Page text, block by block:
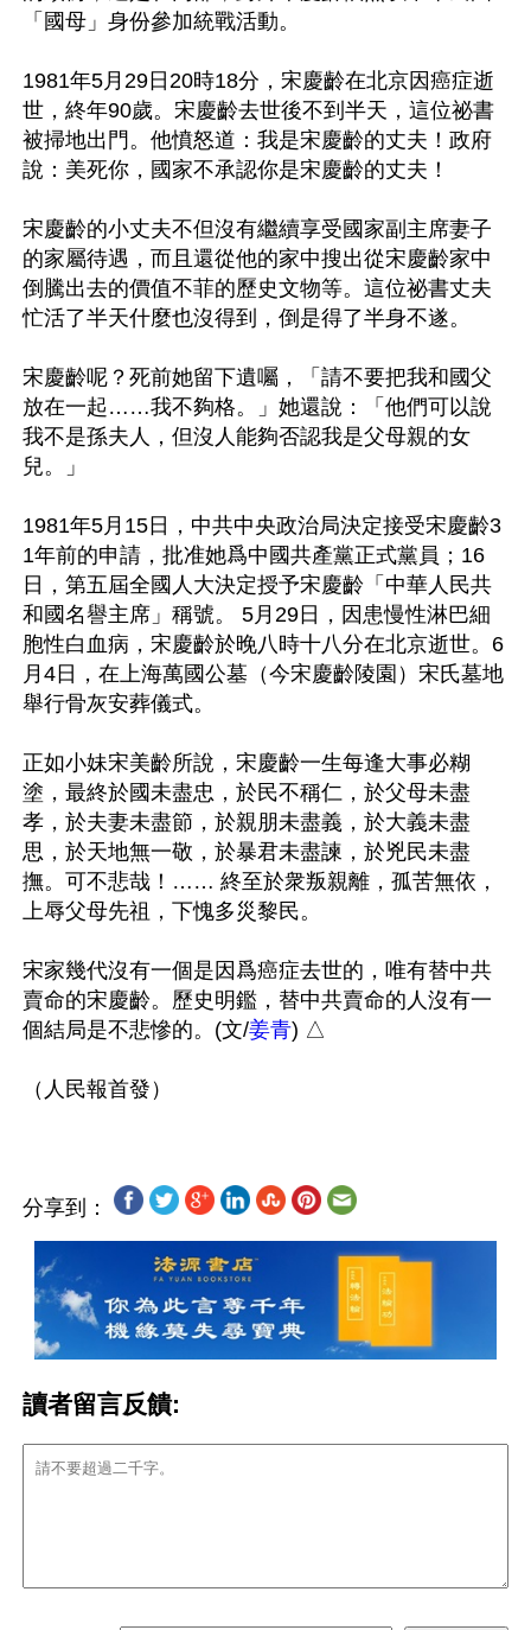
「國母」身份參加統戰活動。
1981年5月29日20時18分，宋慶齡在北京因癌症逝
世，終年90歲。宋慶齡去世後不到半天，這位祕書
被掃地出門。他憤怒道：我是宋慶齡的丈夫！政府
說：美死你，國家不承認你是宋慶齡的丈夫！
宋慶齡的小丈夫不但沒有繼續享受國家副主席妻子
的家屬待遇，而且還從他的家中搜出從宋慶齡家中
倒騰出去的價值不菲的歷史文物等。這位祕書丈夫
忙活了半天什麼也沒得到，倒是得了半身不遂。
宋慶齡呢？死前她留下遺囑，「請不要把我和國父
放在一起……我不夠格。」她還說：「他們可以說
我不是孫夫人，但沒人能夠否認我是父母親的女
兒。」
1981年5月15日，中共中央政治局決定接受宋慶齡3
1年前的申請，批准她爲中國共產黨正式黨員；16
日，第五屆全國人大決定授予宋慶齡「中華人民共
和國名譽主席」稱號。 5月29日，因患慢性淋巴細
胞性白血病，宋慶齡於晚八時十八分在北京逝世。6
月4日，在上海萬國公墓（今宋慶齡陵園）宋氏墓地
舉行骨灰安葬儀式。
正如小妹宋美齡所說，宋慶齡一生每逢大事必糊
塗，最終於國未盡忠，於民不稱仁，於父母未盡
孝，於夫妻未盡節，於親朋未盡義，於大義未盡
思，於天地無一敬，於暴君未盡諫，於兇民未盡
撫。可不悲哉！…… 終至於衆叛親離，孤苦無依，
上辱父母先祖，下愧多災黎民。
宋家幾代沒有一個是因爲癌症去世的，唯有替中共
賣命的宋慶齡。歷史明鑑，替中共賣命的人沒有一
個結局是不悲慘的。(文/姜青) △
分享到：
讀者留言反饋: